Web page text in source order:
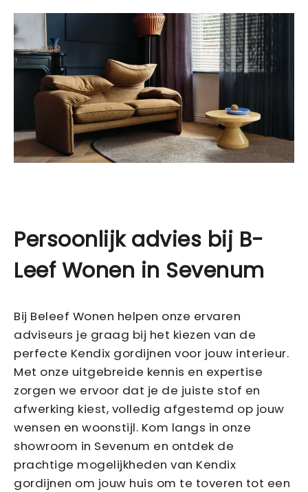
Persoonlijk advies bij B-
Leef Wonen in Sevenum
Bij Beleef Wonen helpen onze ervaren
adviseurs je graag bij het kiezen van de
perfecte Kendix gordijnen voor jouw interieur.
Met onze uitgebreide kennis en expertise
zorgen we ervoor dat je de juiste stof en
afwerking kiest, volledig afgestemd op jouw
wensen en woonstijl. Kom langs in onze
showroom in Sevenum en ontdek de
prachtige mogelijkheden van Kendix
gordijnen om jouw huis om te toveren tot een